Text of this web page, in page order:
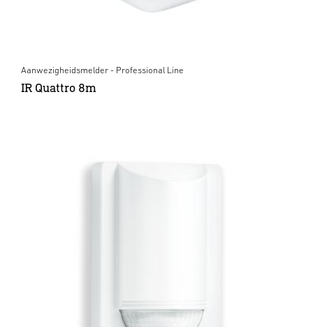
Aanwezigheidsmelder - Professional Line
IR Quattro 8m